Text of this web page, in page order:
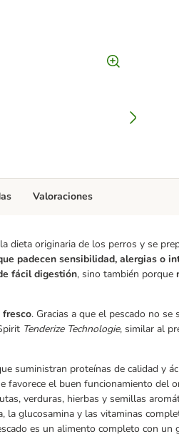
dieta originaria de los perros y se
padecen sensibilidad, alergias o
fácil digestión, sino también porque
fresco. Gracias a que el pescado no se
Tenderize Technologie, similar al
suministran proteínas de calidad y
el buen funcionamiento del
verduras, hierbas y semillas
la glucosamina y las vitaminas
es un alimento completo con un
Valoraciones